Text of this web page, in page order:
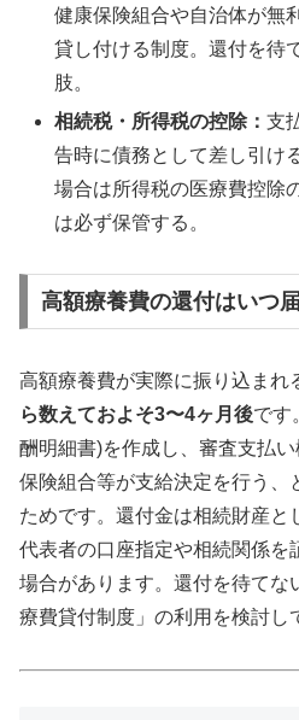
健康保険組合や自治体が無
貸し付ける制度。還付を待
肢。
相続税・所得税の控除：支
告時に債務として差し引け
場合は所得税の医療費控除
は必ず保管する。
高額療養費の還付はいつ
高額療養費が実際に振り込まれ
ら数えておよそ3〜4ヶ月後です
酬明細書)を作成し、審査支払
保険組合等が支給決定を行う、
ためです。還付金は相続財産と
代表者の口座指定や相続関係を
場合があります。還付を待てな
療費貸付制度」の利用を検討し